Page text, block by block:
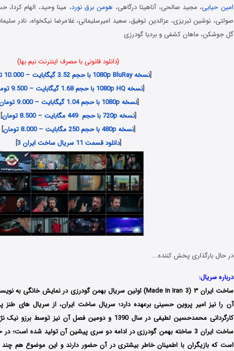
امین حیایی، مجید صالحی، آناهیتا درگاهی، هومن برق نورد، مینا وحید، الهام
صولتی، نوشین تبریزی، عزالدین توفیق، سعید امیرسلیمانی، غلامرضا نیکخواه، نادر
گل جوشکن، ماهان کشفی و بردیا گودرزی
(دانلود قانونی با مصرف اینترنت نیم بها)
[نسخه 1080p BluRay با حجم 3.52 گیگابایت – 10.000 تومان
[نسخه 1080p HQ با حجم 1.68 گیگابایت – 9.500 تومان
[نسخه 1080p با حجم 1.04 گیگابایت – 9.000 تومان
[نسخه 720p با حجم 449 مگابایت – 8.500 تومان
]
[نسخه 480p با حجم 250 مگابایت – 8.000 تومان
]
[دانلود قسمت 11 سریال ساخت ایران 3 ]
در حال بارگذاری پخش کننده...
درباره سریال:
آن را نیز امیر پروین ‌حسینی برعهده دارد؛ سریال ساخت ایران، از سریال های
ساخت ایران 3 ساخته بهمن گودرزی در ادامه دو سری پیشین آن تولید شده
است که بازیگران با اطمینان خاطر بیشتری در آن حضور دارند و این موضوع هم چند